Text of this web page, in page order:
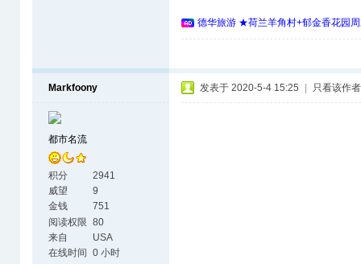
德华旅游 ★荷兰羊角村+郁金香花园
Markfoony
都市名流
积分
2941
威望
9
金钱
751
阅读权限 80
来自
USA
在线时间
0 小时
发表于 2020-5-4 15:25 只看该作者